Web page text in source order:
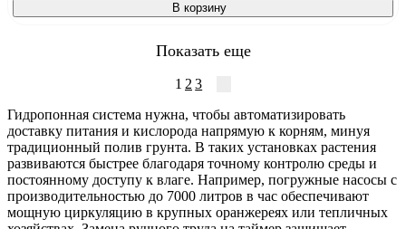
В корзину
Показать еще
1 2 3
Гидропонная система нужна, чтобы автоматизировать
доставку питания и кислорода напрямую к корням, минуя
традиционный полив грунта. В таких установках растения
развиваются быстрее благодаря точному контролю среды и
постоянному доступу к влаге. Например, погружные насосы с
производительностью до 7000 литров в час обеспечивают
мощную циркуляцию в крупных оранжереях или тепличных